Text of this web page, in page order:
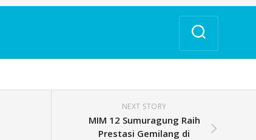
NEXT STORY
MIM 12 Sumuragung Raih
Prestasi Gemilang di